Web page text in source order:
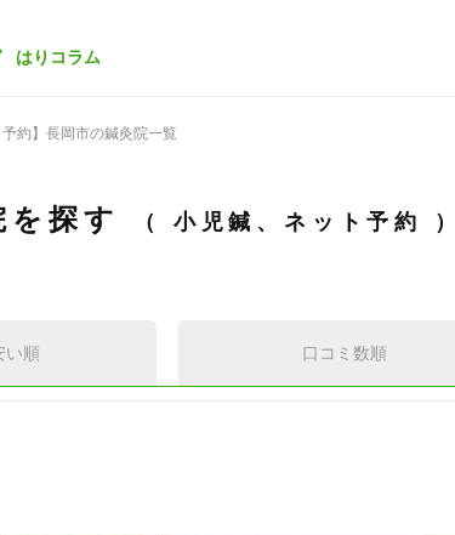
はりコラム
予約】長岡市の鍼灸院一覧
を探す 小児鍼、ネット予約
い順 口コミ数順